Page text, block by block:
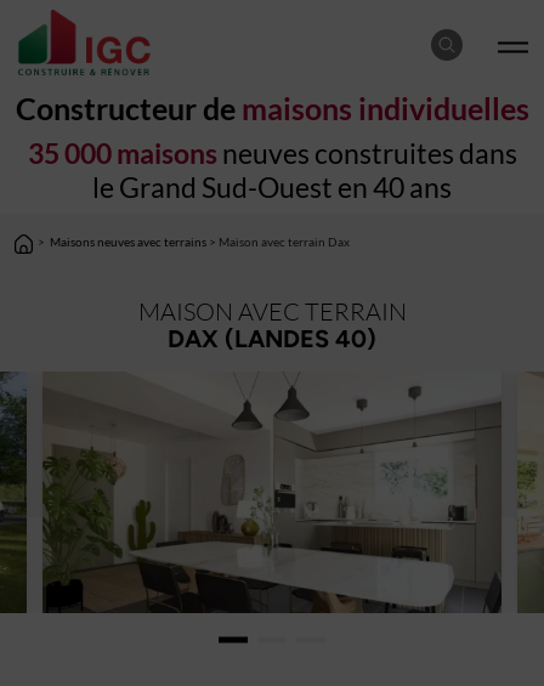
Constructeur de maisons individuelles
35 000 maisons neuves construites dans
le Grand Sud-Ouest en 40 ans
> Maisons neuves avec terrains > Maison avec terrain Dax
MAISON AVEC TERRAIN
DAX (LANDES 40)